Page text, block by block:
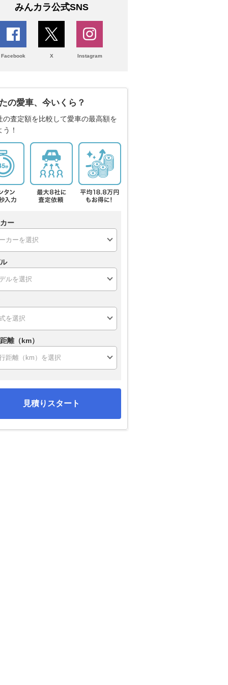
みんカラ公式SNS
Facebook X Instagram
の愛車、今いくら？
の査定額を比較して愛車の最高額を
！
ー
離（km）
見積りスタート